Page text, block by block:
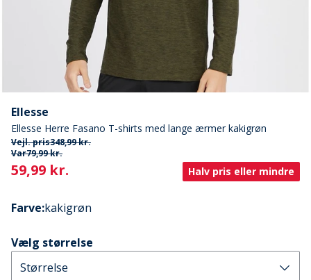
Ellesse
Ellesse Herre Fasano T-shirts med lange ærmer kakigrøn
Vejl. pris348,99 kr.
Var79,99 kr.
Current
59,99 kr. Halv pris eller mindre
Farve:kakigrøn
Vælg størrelse